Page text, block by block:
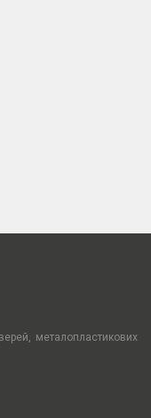
металопластикових